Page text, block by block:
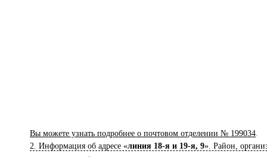
Вы можете узнать подробнее о почтовом отделении № 199034
2. Информация об адресе «линия 18-я и 19-я, 9». Район,